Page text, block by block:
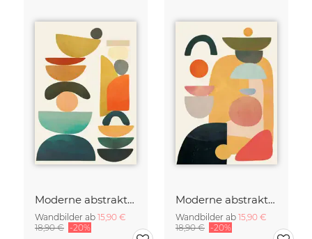
Moderne abstrakte Kunst
Wandbilder ab 15,90 €
18,90 € -20%
Moderne abstrakte Kunst
Wandbilder ab 15,90 €
18,90 € -20%